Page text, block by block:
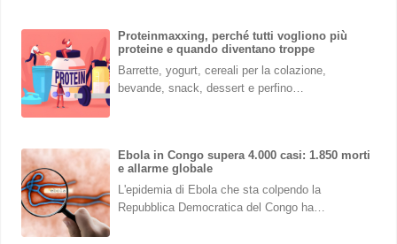
Proteinmaxxing, perché tutti vogliono più
proteine e quando diventano troppe
Barrette, yogurt, cereali per la colazione,
bevande, snack, dessert e perfino…
Ebola in Congo supera 4.000 casi: 1.850 morti
e allarme globale
L'epidemia di Ebola che sta colpendo la
Repubblica Democratica del Congo ha…